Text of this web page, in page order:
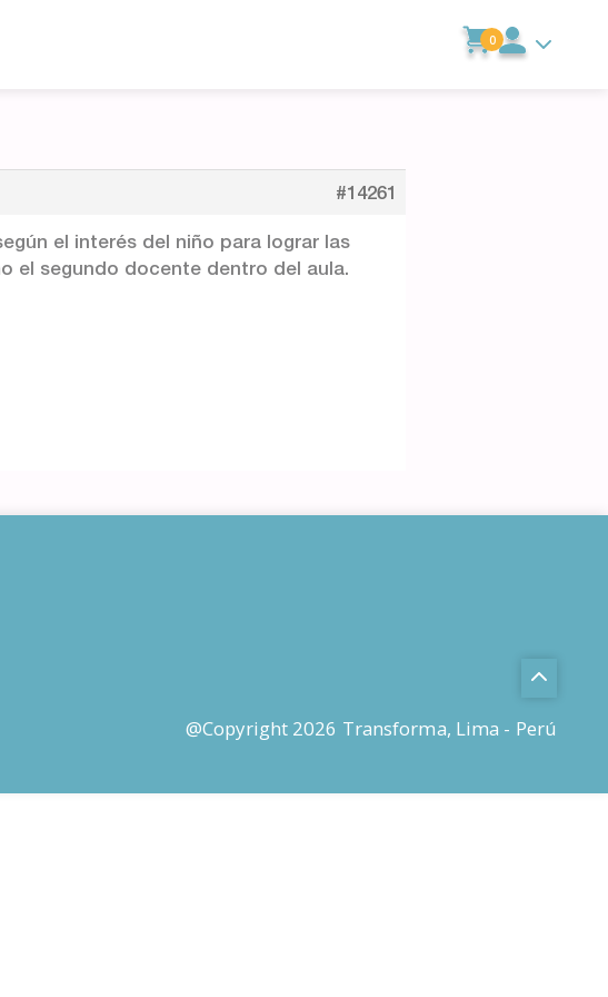
0
#14261
el interés del niño para lograr las
el segundo docente dentro del aula.
@Copyright 2026 Transforma, Lima - Perú